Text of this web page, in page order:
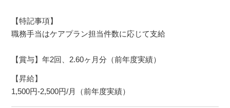
【特記事項】
職務手当はケアプラン担当件数に応じて支給
【賞与】年2回、2.60ヶ月分（前年度実績）
【昇給】
1,500円-2,500円/月（前年度実績）